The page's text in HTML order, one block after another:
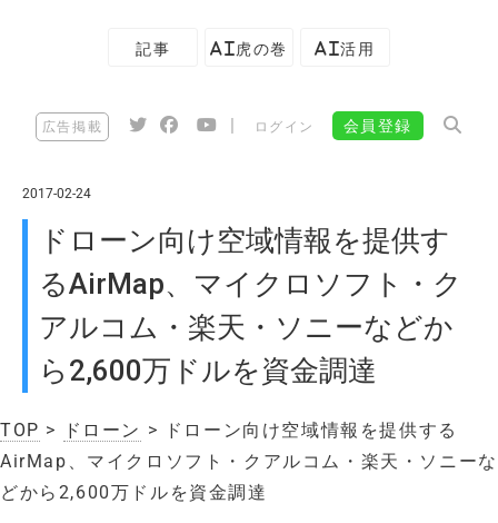
記事 AI虎の巻 AI活用
広告掲載 ログイン 会員登録
2017-02-24
ドローン向け空域情報を提供す
るAirMap、マイクロソフト・ク
アルコム・楽天・ソニーなどか
ら2,600万ドルを資金調達
TOP > ドローン > ドローン向け空域情報を提供する
AirMap、マイクロソフト・クアルコム・楽天・ソニーな
どから2,600万ドルを資金調達